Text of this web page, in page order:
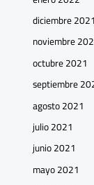
diciembre 2021
noviembre
octubre 2021
septiembre
agosto 2021
julio 2021
junio 2021
mayo 2021